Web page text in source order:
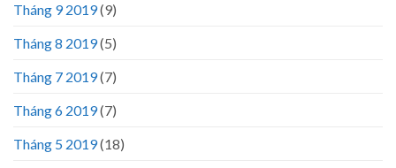
Tháng 9 2019(9)
Tháng 8 2019(5)
Tháng 7 2019(7)
Tháng 6 2019(7)
Tháng 5 2019(18)